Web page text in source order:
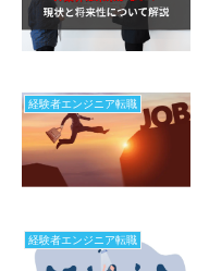
経験者エンジニア転職
経験者エンジニア転職